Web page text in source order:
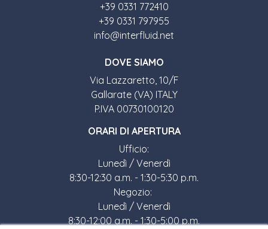
+39 0331 772410
+39 0331 797955
info@interfluid.net
DOVE SIAMO
Via Lazzaretto, 10/F
Gallarate (VA) ITALY
P.IVA 00730100120
ORARI DI APERTURA
Ufficio:
Lunedì / Venerdì
8:30-12:30 a.m. - 1:30-5:30 p.m.
Negozio:
Lunedì / Venerdì
8:30-12:00 a.m. - 1:30-5:00 p.m.